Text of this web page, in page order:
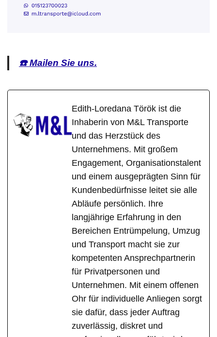
☎️ Mailen Sie uns.
Edith-Loredana Török ist die
Inhaberin von M&L Transporte
und das Herzstück des
Unternehmens. Mit großem
Engagement, Organisationstalent
und einem ausgeprägten Sinn für
Kundenbedürfnisse leitet sie alle
Abläufe persönlich. Ihre
langjährige Erfahrung in den
Bereichen Entrümpelung, Umzug
und Transport macht sie zur
kompetenten Ansprechpartnerin
für Privatpersonen und
Unternehmen. Mit einem offenen
Ohr für individuelle Anliegen sorgt
sie dafür, dass jeder Auftrag
zuverlässig, diskret und